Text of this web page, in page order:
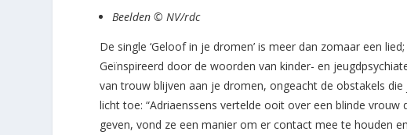
Beelden © NV/rdc
De single ‘Geloof in je dromen’ is meer dan zomaar een
Geïnspireerd door de woorden van kinder- en
van trouw blijven aan je dromen, ongeacht de obstakels
licht toe: “Adriaenssens vertelde ooit over een blinde
geven, vond ze een manier om er contact mee te houden